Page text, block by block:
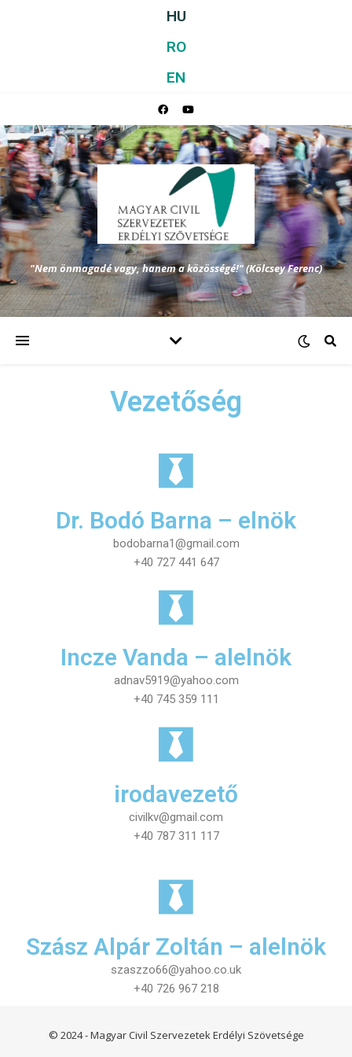
HU
RO
EN
"Nem önmagadé vagy, hanem a közösségé!" (Kölcsey Ferenc)
Vezetőség
Dr. Bodó Barna – elnök
bodobarna1@gmail.com
+40 727 441 647
Incze Vanda – alelnök
adnav5919@yahoo.com
+40 745 359 111
irodavezető
civilkv@gmail.com
+40 787 311 117
Szász Alpár Zoltán – alelnök
szaszzo66@yahoo.co.uk
+40 726 967 218
© 2024 - Magyar Civil Szervezetek Erdélyi Szövetsége